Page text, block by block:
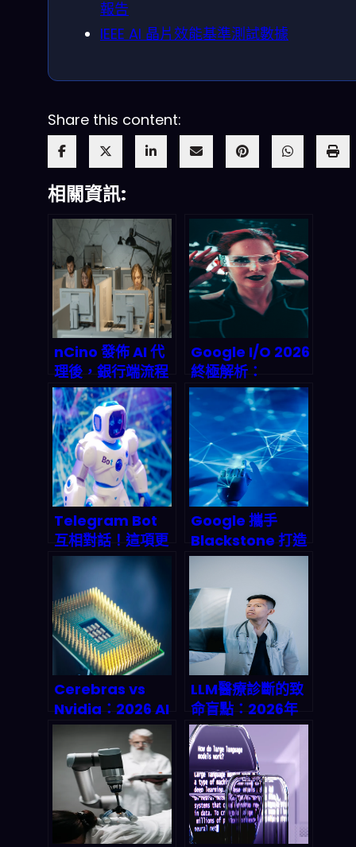
報告
IEEE AI 晶片效能基準測試數據
Share this content:
相關資訊:
nCino 發佈 AI 代
理後，銀行端流程
可能直接少掉
70% 時間：2026
你該怎麼跟上
Google I/O 2026
終極解析：
Gemini Omni 與
Android XR 眼鏡
如何改寫人機互動
規則？（開發者視
角）
Telegram Bot
互相對話！這項更
新如何引爆 2027
年多智能體協作浪
潮？
Google 攜手
Blackstone 打造
50 億美元 AI 雲端
如何顛覆 2026 雲
端算力版圖？
Cerebras vs
Nvidia：2026 AI
晶片霸主之爭的深
度解剖與投資全攻
略
LLM醫療診斷的致
命盲點：2026年
為何醫生仍無法被
AI取代？準確率、
偏差與監管危機深
度拆解